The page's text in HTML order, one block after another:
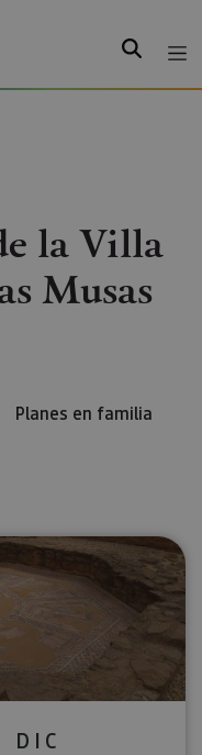
la Villa
Musas
Planes en familia
DIC